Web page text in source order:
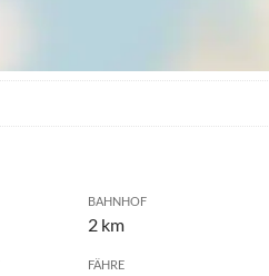
BAHNHOF
2 km
FÄHRE